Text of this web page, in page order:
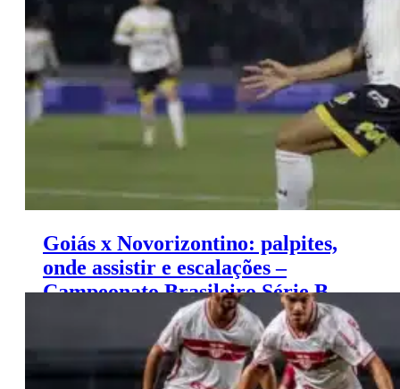
(24/11)
Goiás x Novorizontino: palpites,
onde assistir e escalações –
Campeonato Brasileiro Série B